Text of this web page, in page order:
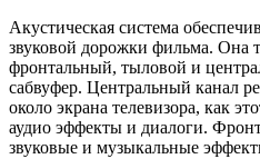
Акустическая система
звуковой дорожки фильма. Она
фронтальный, тыловой и
сабвуфер. Центральный канал
около экрана телевизора, как
аудио эффекты и диалоги.
звуковые и музыкальные